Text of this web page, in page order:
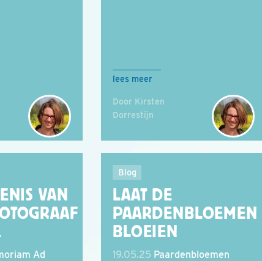
lees meer
Door Kirsten
Dorrestijn
VAN
Ad
Blog
LAAT DE
PAARDENBLOEMEN
BLOEIEN
19.05.25 Paardenbloemen